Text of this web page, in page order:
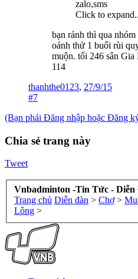
zalo,sms
Click to
bạn rảnh thì qua
oánh thử 1 buổi rùi
muộn. tối 246 sân
114
thanhthe0123, 27/9/15
#7
(Bạn phải Đăng nhập hoặc Đăng
Chia sẻ trang này
Tweet
Vnbadminton -Tin Tức -
Trang chủ Diễn đàn > Chợ >
Lông >